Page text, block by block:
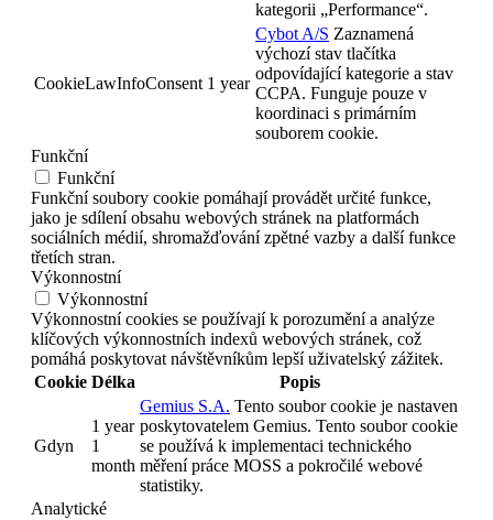
kategorii „Performance“.
CookieLawInfoConsent 1 year
Cybot A/S Zaznamená
výchozí stav tlačítka
odpovídající kategorie a stav
CCPA. Funguje pouze v
koordinaci s primárním
souborem cookie.
Funkční
Funkční
Funkční soubory cookie pomáhají provádět určité funkce,
jako je sdílení obsahu webových stránek na platformách
sociálních médií, shromažďování zpětné vazby a další funkce
třetích stran.
Výkonnostní
Výkonnostní
Výkonnostní cookies se používají k porozumění a analýze
klíčových výkonnostních indexů webových stránek, což
pomáhá poskytovat návštěvníkům lepší uživatelský zážitek.
Cookie Délka Popis
Gdyn
1 year
1
month
Gemius S.A. Tento soubor cookie je nastaven
poskytovatelem Gemius. Tento soubor cookie
se používá k implementaci technického
měření práce MOSS a pokročilé webové
statistiky.
Analytické